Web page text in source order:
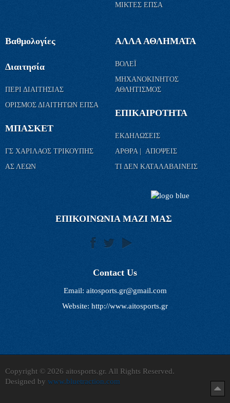
ΜΙΚΤΕΣ ΕΠΣΑ
Βαθμολογίες
Διαιτησία
ΠΕΡΙ ΔΙΑΙΤΗΣΙΑΣ
ΟΡΙΣΜΟΣ ΔΙΑΙΤΗΤΩΝ ΕΠΣΑ
ΜΠΑΣΚΕΤ
ΓΣ ΧΑΡΙΛΑΟΣ ΤΡΙΚΟΥΠΗΣ
ΑΣ ΛΕΩΝ
ΑΛΛΑ ΑΘΛΗΜΑΤΑ
ΒΟΛΕΪ
ΜΗΧΑΝΟΚΙΝΗΤΟΣ
ΑΘΛΗΤΙΣΜΟΣ
ΕΠΙΚΑΙΡΟΤΗΤΑ
ΕΚΔΗΛΩΣΕΙΣ
ΑΡΘΡΑ | ΑΠΟΨΕΙΣ
ΤΙ ΔΕΝ ΚΑΤΑΛΑΒΑΙΝΕΙΣ
ΕΠΙΚΟΙΝΩΝΙΑ ΜΑΖΙ ΜΑΣ
Contact Us
Email: aitosports.gr@gmail.com
Website: http://www.aitosports.gr
Copyright © 2026 aitosports.gr. All Rights Reserved.
Designed by www.bluetraction.com